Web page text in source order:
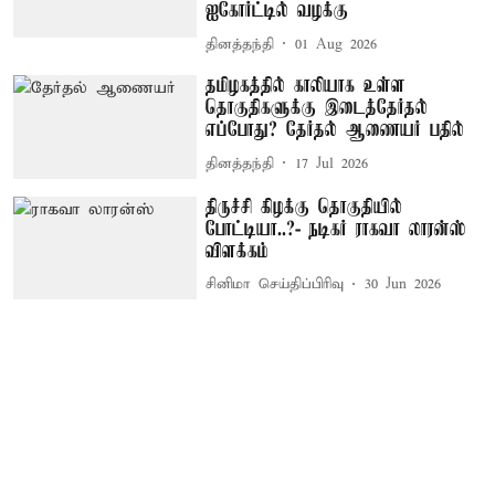
ஐகோர்ட்டில் வழக்கு
தினத்தந்தி 01 Aug 2026
தமிழகத்தில் காலியாக உள்ள
தொகுதிகளுக்கு இடைத்தேர்தல்
எப்போது? தேர்தல் ஆணையர் பதில்
தினத்தந்தி 17 Jul 2026
திருச்சி கிழக்கு தொகுதியில்
போட்டியா..?- நடிகர் ராகவா லாரன்ஸ்
விளக்கம்
சினிமா செய்திப்பிரிவு 30 Jun 2026